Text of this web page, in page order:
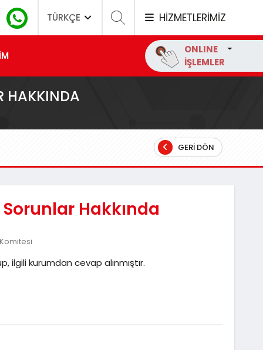
TÜRKÇE HİZMETLERİMİZ
ONLINE
İŞLEMLER
HAKKINDA
GERI DÖN
Hakkında
ilgili kurumdan cevap alınmıştır.